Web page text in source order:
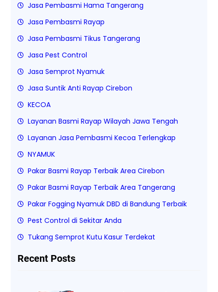
Jasa Pembasmi Hama Tangerang
Jasa Pembasmi Rayap
Jasa Pembasmi Tikus Tangerang
Jasa Pest Control
Jasa Semprot Nyamuk
Jasa Suntik Anti Rayap Cirebon
KECOA
Layanan Basmi Rayap Wilayah Jawa Tengah
Layanan Jasa Pembasmi Kecoa Terlengkap
NYAMUK
Pakar Basmi Rayap Terbaik Area Cirebon
Pakar Basmi Rayap Terbaik Area Tangerang
Pakar Fogging Nyamuk DBD di Bandung Terbaik
Pest Control di Sekitar Anda
Tukang Semprot Kutu Kasur Terdekat
Recent Posts